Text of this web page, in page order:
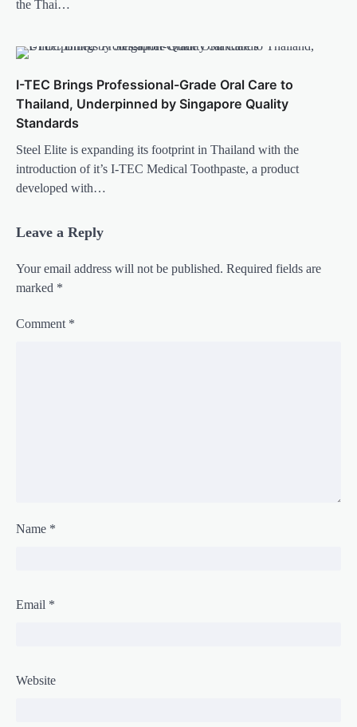
the Thai…
I-TEC Brings Professional-Grade Oral Care to
Thailand, Underpinned by Singapore Quality
Standards
Steel Elite is expanding its footprint in Thailand with the
introduction of it’s I-TEC Medical Toothpaste, a product
developed with…
Leave a Reply
Your email address will not be published. Required fields are
marked *
Comment *
Name *
Email *
Website